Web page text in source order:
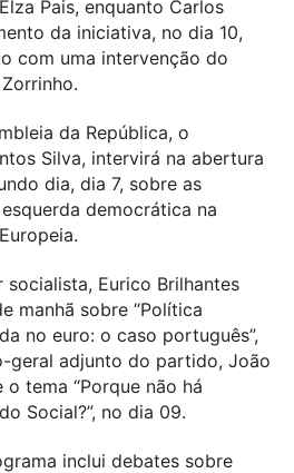
Pais, enquanto Carlos
da iniciativa, no dia 10,
com uma intervenção do
da República, o
Silva, intervirá na abertura
dia, dia 7, sobre as
democrática na
Eurico Brilhantes
manhã sobre “Política
no euro: o caso português”,
geral adjunto do partido, João
tema “Porque não há
Social?”, no dia 09.
inclui debates sobre